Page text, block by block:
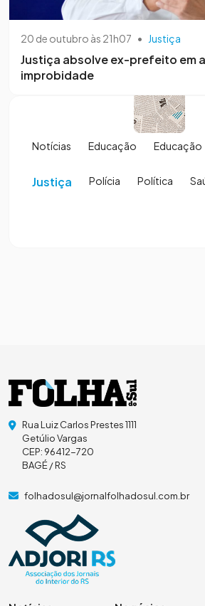
20 de outubro às 21h07 • Justiça
Justiça absolve ex-prefeito em
improbidade
Notícias Educação Educação
Justiça Polícia Política
Rua Luiz Carlos Prestes 1111
Getúlio Vargas
CEP: 96412-720
BAGÉ / RS
folhadosul@jornalfolhadosul.com.br